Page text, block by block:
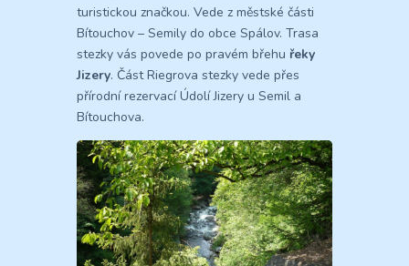
turistickou značkou. Vede z městské části
Bítouchov – Semily do obce Spálov. Trasa
stezky vás povede po pravém břehu řeky
Jizery. Část Riegrova stezky vede přes
přírodní rezervací Údolí Jizery u Semil a
Bítouchova.